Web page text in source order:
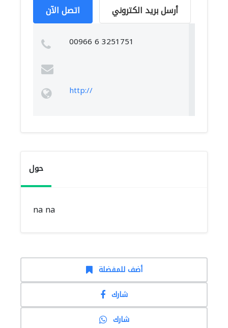
اتصل الآن أرسل بريد الكتروني
00966 6 3251751
http://
حول
na na
أضف للمفضلة
شارك
شارك